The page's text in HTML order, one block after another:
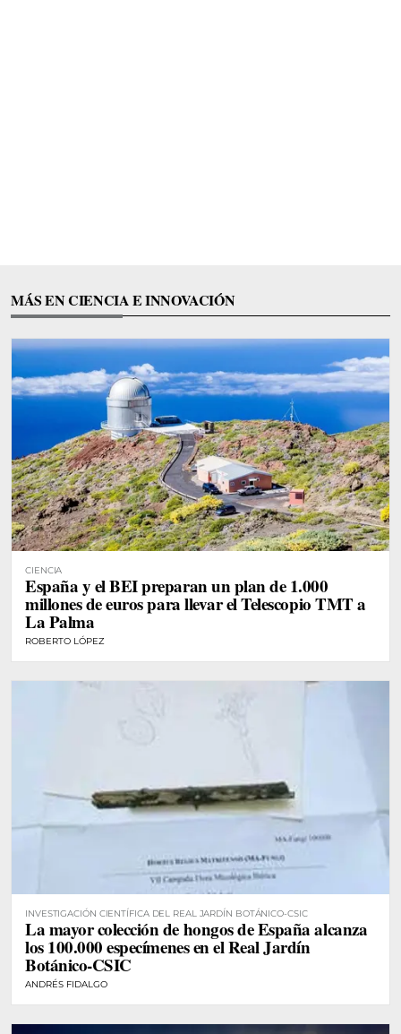
MÁS EN CIENCIA E INNOVACIÓN
CIENCIA
España y el BEI preparan un plan de 1.000
millones de euros para llevar el Telescopio TMT a
La Palma
ROBERTO LÓPEZ
INVESTIGACIÓN CIENTÍFICA DEL REAL JARDÍN BOTÁNICO-CSIC
La mayor colección de hongos de España alcanza
los 100.000 especímenes en el Real Jardín
Botánico-CSIC
ANDRÉS FIDALGO